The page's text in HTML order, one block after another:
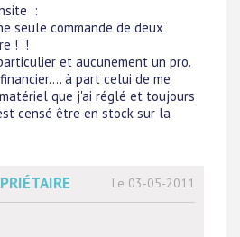
:
seule commande de deux
! !
et aucunement un pro.
à part celui de me
que j'ai réglé et toujours
censé être en stock sur la
Le 03-05-2011